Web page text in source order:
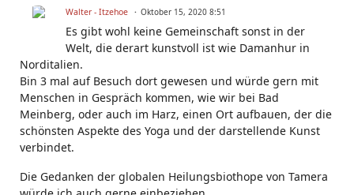
Walter - Itzehoe Oktober 15, 2020 8:51
Es gibt wohl keine Gemeinschaft sonst in der
Welt, die derart kunstvoll ist wie Damanhur in
Norditalien.
Bin 3 mal auf Besuch dort gewesen und würde gern mit
Menschen in Gespräch kommen, wie wir bei Bad
Meinberg, oder auch im Harz, einen Ort aufbauen, der die
schönsten Aspekte des Yoga und der darstellende Kunst
verbindet.
Die Gedanken der globalen Heilungsbiothope von Tamera